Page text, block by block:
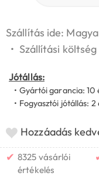
Szállítás ide:
• Szállítási költség
Jótállás:
• Gyártói garancia: 10
• Fogyasztói jótállás: 2
Hozzáadás
✔ 8325 vásárlói
értékelés